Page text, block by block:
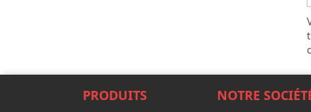
PRODUITS NOTRE